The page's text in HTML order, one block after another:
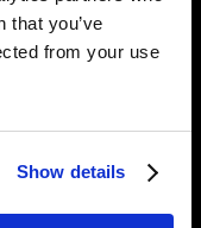
that you’ve
from your use
Show details